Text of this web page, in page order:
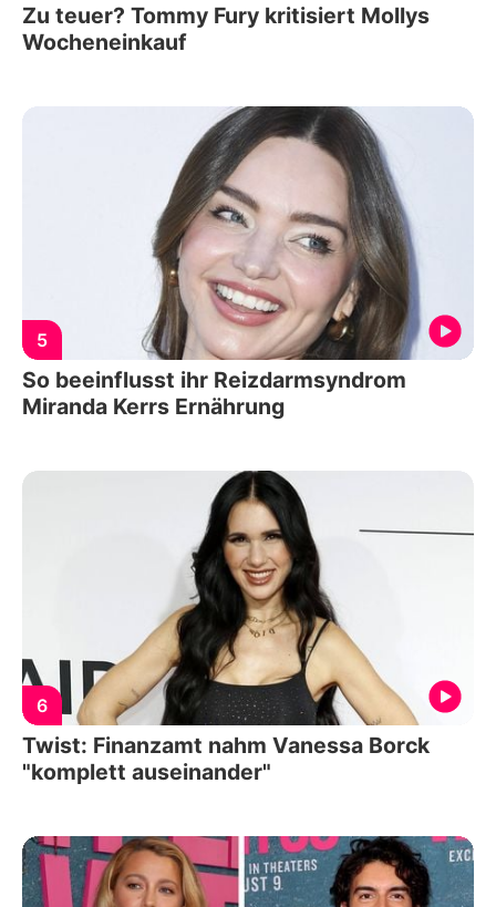
Zu teuer? Tommy Fury kritisiert Mollys
Wocheneinkauf
5
So beeinflusst ihr Reizdarmsyndrom
Miranda Kerrs Ernährung
6
Twist: Finanzamt nahm Vanessa Borck
"komplett auseinander"